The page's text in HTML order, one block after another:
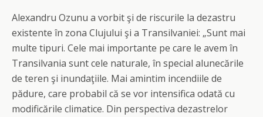
Alexandru Ozunu a vorbit şi de riscurile la dezastru
existente în zona Clujului şi a Transilvaniei: „Sunt mai
multe tipuri. Cele mai importante pe care le avem în
Transilvania sunt cele naturale, în special alunecările
de teren şi inundaţiile. Mai amintim incendiile de
pădure, care probabil că se vor intensifica odată cu
modificările climatice. Din perspectiva dezastrelor